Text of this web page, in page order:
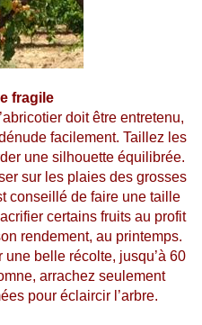
fragile
doit être entretenu,
facilement. Taillez les
une silhouette équilibrée.
sur les plaies des grosses
conseillé de faire une taille
certains fruits au profit
rendement, au printemps.
belle récolte, jusqu’à 60
arrachez seulement
pour éclaircir l’arbre.